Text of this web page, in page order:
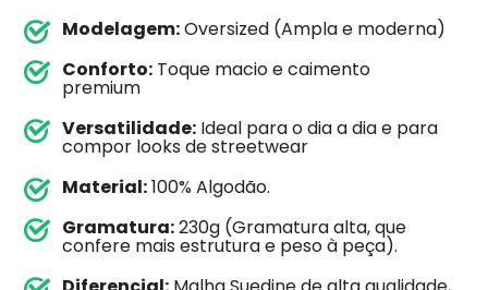
Modelagem:Oversized (Ampla e moderna)
Conforto: Toque macio e caimento
premium
Versatilidade: Ideal para o dia a dia e para
compor looks de streetwear
Material:100% Algodão.
Gramatura:230g (Gramatura alta, que
confere mais estrutura e peso à peça).